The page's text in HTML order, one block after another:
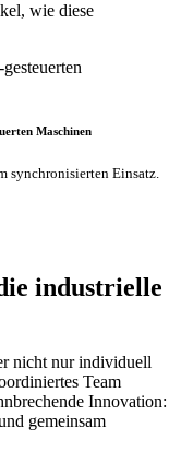
wie diese
Maschinen
synchronisierten Einsatz.
industrielle
nicht nur individuell
Team
Innovation:
gemeinsam